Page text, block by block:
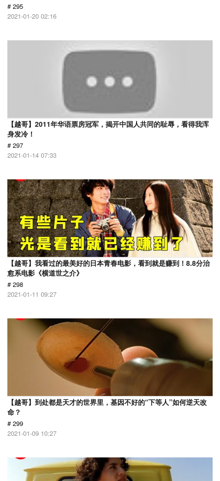
# 295
2021-01-20 02:16
【越哥】2011年华语票房冠军，揭开中国人共同的耻辱，看得我浑
身发冷！
# 297
2021-01-14 07:33
【越哥】我看过的最美好的日本青春电影，看到就是赚到！8.8分治
愈系电影《横道世之介》
# 298
2021-01-11 09:27
【越哥】到处都是天才的世界里，基因不好的“下等人”如何逆天改
命？
# 299
2021-01-09 10:27